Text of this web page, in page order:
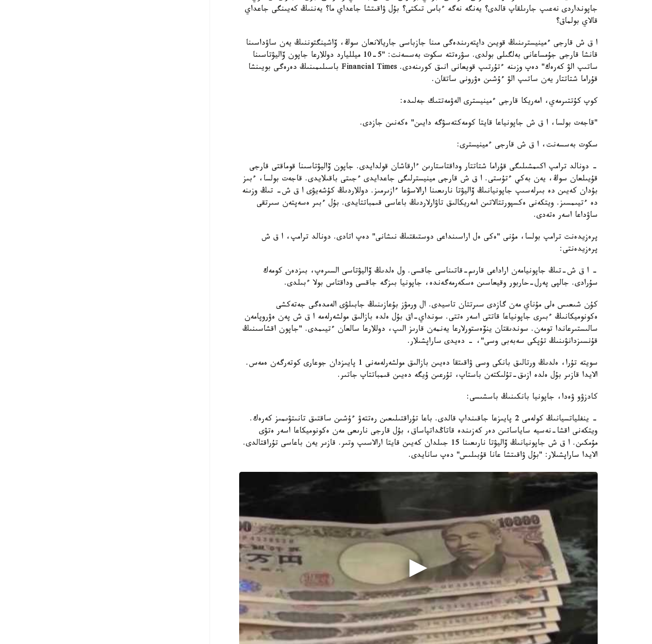
جاپونداردى نەعىپ جارىلقاپ قالدى؟ يەنگە نەگە ءباس تىكتى؟ بۇل ۋاقىتشا جاعداي ما؟ يەننىڭ كەيىنگى جاعداي
قالاي بولماق؟
ا ق ش قارجى ءمينيسترىنىڭ قويىن داپتەرىندەگى مىنا جازباسى جاريالانعان سوڭ، ۆاشينگتوننىڭ يەن ساۋداسىنا
قانشا قارجى جۇمساعانى بەلگىلى بولدى. سۋرەتتە سكوت بەسسەنت: "5-10 ميلليارد دوللارعا جاپون ۆاليۋتاسىنا
ساتىپ الۋ كەرەك" دەپ وزىنە ءتۇرتىپ قويعانى انىق كورىنەدى. Financial Times باسىلىمىنىڭ دەرەگى بويىنشا
قۇراما شتاتتار يەن ساتىپ الۋ ءۇشىن ەۋرونى ساتقان.
كوپ كۇتتىرمەي، امەريكا قارجى ءمينيسترى الەۋمەتتىك جەلىدە:
"قاجەت بولسا، ا ق ش جاپونياعا قايتا كومەكتەسۋگە دايىن" ەكەنىن جازدى.
سكوت بەسسەنت، ا ق ش قارجى ءمينيسترى:
- دونالد ترامپ اكىمشىلىگى قۇراما شتاتتار وداقتاستارىن ءارقاشان قولدايدى. جاپون ۆاليۋتاسىنا قوماقتى قارجى
قۇيىلعان سوڭ، يەن بەكي ءتۇستى. ا ق ش قارجى مينيسترلىگى جاعدايدى ءجىتى باقىلايدى. قاجەت بولسا، ءبىز
بۇدان كەيىن دە بىرلەسىپ جاپونيانىڭ ۆاليۋتا نارىعىنا ارالاسۋعا ءازىرمىز. دوللاردىڭ كۇشەيۋى ا ق ش- تىڭ وزىنە
دە ءتيىمسىز. ويتكەنى ەكسپورتتالاتىن امەريكالىق تاۋارلاردىڭ باعاسى قىمباتتايدى. بۇل ءبىر ەسەپتەن سىرتقى
ساۋداعا اسەر ەتەدى.
پرەزيدەنت ترامپ بولسا، مۇنى "ەكى ەل اراسىنداعى دوستىقتىڭ نىشانى" دەپ اتادى. دونالد ترامپ، ا ق ش
پرەزيدەنتى:
- ا ق ش-تىڭ جاپونيامەن اراداعى قارىم-قاتىناسى جاقسى. ول ەلدىڭ ۆاليۋتاسى السىرەپ، بىزدەن كومەك
سۇرادى. جالپى پەرل-حاربور وقيعاسىن ەسكەرمەگەندە، جاپونيا بىزگە جاقسى وداقتاس بولا ءبىلدى.
كۇن شىعىس ەلى مۇناي مەن گازدى سىرتتان تاسيدى. ال ورمۋز بۇعازىنىڭ جابىلۋى الەمدەگى جەتەكشى
ەكونوميكانىڭ ءبىرى جاپونياعا قاتتى اسەر ەتتى. سونداي-اق بۇل ەلدە بازالىق مولشەرلەمە ا ق ش پەن ەۋروپامەن
سالىستىرعاندا تومەن. سوندىقتان ينۆەستورلارعا يەنمەن قارىز الىپ، دوللارعا سالعان ءتيىمدى. "جاپون اقشاسىنىڭ
قۇنسىزدانۋىنىڭ تۇپكى سەبەبى وسى"، - دەيدى ساراپشىلار.
سويتە تۇرا، ەلدىڭ ورتالىق بانكى وسى ۋاقىتقا دەيىن بازالىق مولشەرلەمەنى 1 پايىزدان جوعارى كوتەرگەن ەمەس.
الايدا قازىر بۇل ەلدە ازىق-تۇلىكتەن باستاپ، تۇرعىن ۇيگە دەيىن قىمباتتاپ جاتىر.
كادزۋو ۋەدا، جاپونيا بانكىنىڭ باسشىسى:
- ينفلياتسيانىڭ كولەمى 2 پايىزعا جاقىنداپ قالدى. باعا تۇراقتىلىعىن رەتتەۋ ءۇشىن ساقتىق تانىتۋىمىز كەرەك.
ويتكەنى اقشا-نەسيە ساياساتىن دەر كەزىندە قاتاڭداتپاساق، بۇل قارجى نارىعى مەن ەكونوميكاعا اسەر ەتۋى
مۇمكىن. ا ق ش جاپونيانىڭ ۆاليۋتا نارىعىنا 15 جىلدان كەيىن قايتا ارالاسىپ وتىر. قازىر يەن باعاسى تۇراقتالدى.
الايدا ساراپشىلار: "بۇل ۋاقىتشا عانا قۇبىلىس" دەپ سانايدى.